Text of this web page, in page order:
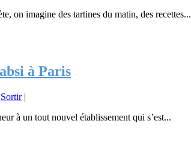
on imagine des tartines du matin, des recettes...
à Paris
Sortir|
à un tout nouvel établissement qui s’est...